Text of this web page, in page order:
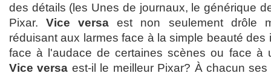
des détails (les Unes de journaux, le générique
Pixar.Vice versa est non seulement drôle
réduisant aux larmes face à la simple beauté
face à l'audace de certaines scènes ou face à
Vice versa est-il le meilleur Pixar? À chacun